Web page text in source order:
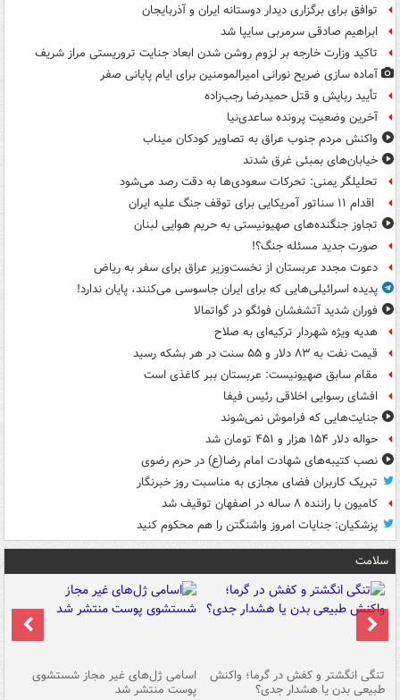
توافق برای برگزاری دیدار دوستانه ایران و آذربایجان
ابراهیم صادقی سرمربی سایپا شد
تاکید وزارت خارجه بر لزوم روشن شدن ابعاد جنایت تروریستی مراز شریف
آماده سازی ضریح نورانی امیرالمومنین برای ایام پایانی صفر
تأیید ربایش و قتل حمیدرضا رجب‌زاده
آخرین وضعیت پرونده ساعدی‌نیا
واکنش مردم جنوب عراق به تصاویر کودکان میناب
خیابان‌های بمبئی غرق شدند
تحلیلگر یمنی: تحرکات سعودی‌ها به دقت رصد می‌شود
اقدام ۱۱ سناتور آمریکایی برای توقف جنگ علیه ایران
تجاوز جنگنده‌های صهیونیستی به حریم هوایی لبنان
صورت جدید مسئله جنگ؟!
دعوت مجدد عربستان از نخست‌وزیر عراق برای سفر به ریاض
پدیده اسرائیلی‌هایی که برای ایران جاسوسی می‌کنند، پایان ندارد!
فوران شدید آتشفشان فوئگو در گواتمالا
هدیه ویژه شهردار ترکیه‌ای به صلاح
قیمت نفت به ۸۳ دلار و ۵۵ سنت در هر بشکه رسید
مقام سابق صهیونیست: عربستان ببر کاغذی است
افشای رسوایی اخلاقی رئیس فیفا
جنایت‌هایی که فراموش نمی‌شوند
حواله دلار ۱۵۴ هزار و ۴۵۱ تومان شد
نصب کتیبه‌های شهادت امام رضا(ع) در حرم رضوی
تبریک کاربران فضای مجازی به مناسبت روز خبرنگار
کامیون با راننده ۸ ساله در اصفهان توقیف شد
پزشکیان: جنایات امروز واشنگتن را هم محکوم کنید
سلامت
تنگی انگشتر و کفش در گرما؛ واکنش
طبیعی بدن یا هشدار جدی؟
اسامی ژل‌های غیر مجاز شستشوی
پوست منتشر شد